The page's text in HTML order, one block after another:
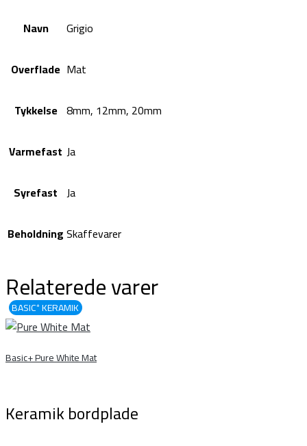
Navn
Grigio
Overflade Mat
Tykkelse 8mm, 12mm, 20mm
Varmefast Ja
Syrefast Ja
BeholdningSkaffevarer
Relaterede varer
BASIC⁺ KERAMIK
Basic+ Pure White Mat
Keramik bordplade